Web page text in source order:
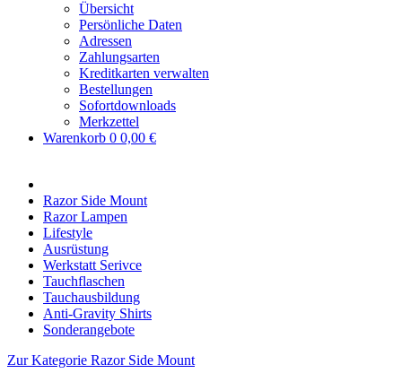
Übersicht
Persönliche Daten
Adressen
Zahlungsarten
Kreditkarten verwalten
Bestellungen
Sofortdownloads
Merkzettel
Warenkorb 0 0,00 €
Razor Side Mount
Razor Lampen
Lifestyle
Ausrüstung
Werkstatt Serivce
Tauchflaschen
Tauchausbildung
Anti-Gravity Shirts
Sonderangebote
Zur Kategorie Razor Side Mount